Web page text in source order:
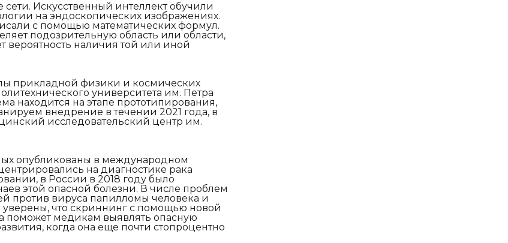
Искусственный интеллект обучили
на эндоскопических изображениях.
с помощью математических формул.
подозрительную область или области,
вероятность наличия той или иной
прикладной физики и космических
университета им. Петра
находится на этапе прототипирования,
внедрение в течении 2021 года, в
исследовательский центр им.
опубликованы в международном
на диагностике рака
в России в 2018 году было
этой опасной болезни. В числе проблем
против вируса папилломы человека и
уверены, что скриннинг с помощью новой
поможет медикам выявлять опасную
когда она еще почти стопроцентно